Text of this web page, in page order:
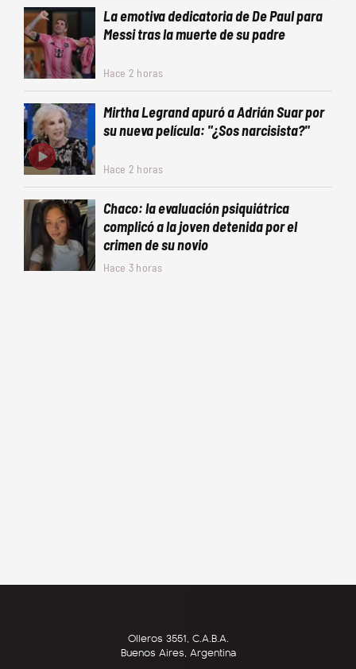
La emotiva dedicatoria de De Paul para
Messi tras la muerte de su padre
Hace 2 horas
Mirtha Legrand apuró a Adrián Suar por
su nueva película: "¿Sos narcisista?"
Hace 2 horas
Chaco: la evaluación psiquiátrica
complicó a la joven detenida por el
crimen de su novio
Hace 3 horas
Olleros 3551, C.A.B.A.
Buenos Aires, Argentina